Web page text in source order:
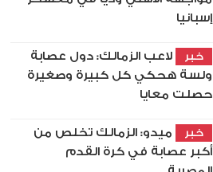
إسبانيا
خبر
لاعب الزمالك: دول عصابة
ولسة هحكي كل كبيرة وصغيرة
حصلت معايا
خبر
ميدو: الزمالك تخلص من
أكبر عصابة في كرة القدم